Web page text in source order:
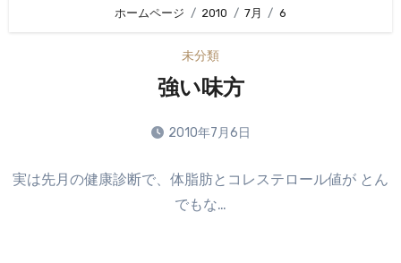
ホームページ 2010 7月 6
未分類
強い味方
2010年7月6日
メ
ン
実は先月の健康診断で、体脂肪とコレステロール値が とん
でもな…